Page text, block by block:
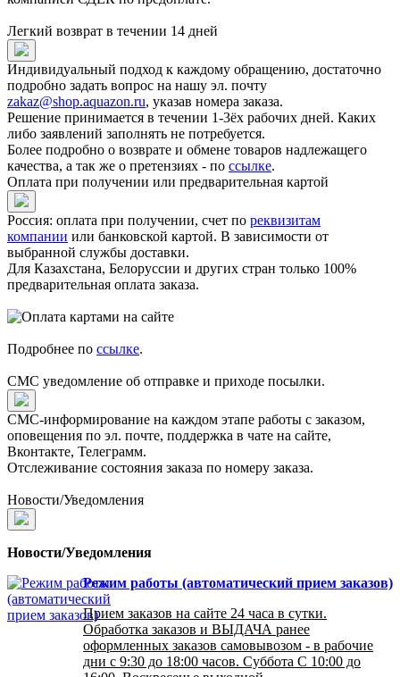
Легкий возврат в течении 14 дней
Индивидуальный подход к каждому обращению, достаточно
подробно задать вопрос на нашу эл. почту
zakaz@shop.aquazon.ru, указав номера заказа.
Решение принимается в течении 1-3ёх рабочих дней. Каких
либо заявлений заполнять не потребуется.
Более подробно о возврате и обмене товаров надлежащего
качества, а так же о претензиях - по ссылке.
Оплата при получении или предварительная картой
Россия: оплата при получении, счет по реквизитам
компании или банковской картой. В зависимости от
выбранной службы доставки.
Для Казахстана, Белоруссии и других стран только 100%
предварительная оплата заказа.
Подробнее по ссылке.
СМС уведомление об отправке и приходе посылки.
СМС-информирование на каждом этапе работы с заказом,
оповещения по эл. почте, поддержка в чате на сайте,
Вконтакте, Телеграмм.
Отслеживание состояния заказа по номеру заказа.
Новости/Уведомления
Новости/Уведомления
Режим работы (автоматический прием заказов)
Прием заказов на сайте 24 часа в сутки.
Обработка заказов и ВЫДАЧА ранее
оформленных заказов самовывозом - в рабочие
дни с 9:30 до 18:00 часов. Суббота С 10:00 до